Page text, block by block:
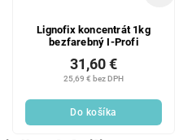
Lignofix koncentrát 1kg
bezfarebný I-Profi
25,69 € bez DPH
31,60 €
Do košíka